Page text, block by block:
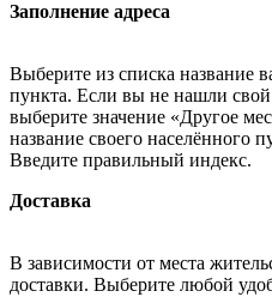
Заполнение адреса
Выберите из списка название
пункта. Если вы не нашли
выберите значение «Другое
название своего населённого
Введите правильный индекс.
Доставка
В зависимости от места
доставки. Выберите любой